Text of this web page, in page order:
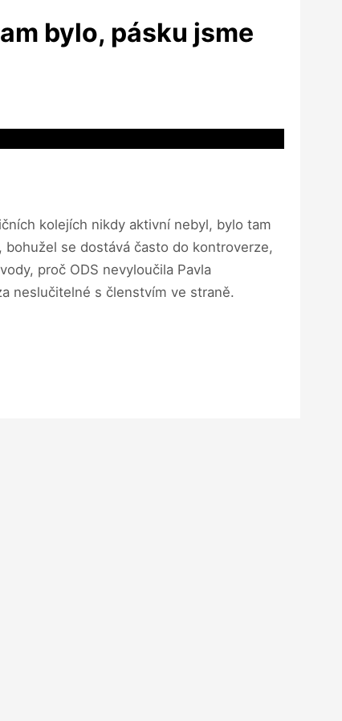
bylo, pásku jsme
kolejích nikdy aktivní nebyl, bylo tam
bohužel se dostává často do kontroverze,
proč ODS nevyloučila Pavla
neslučitelné s členstvím ve straně.